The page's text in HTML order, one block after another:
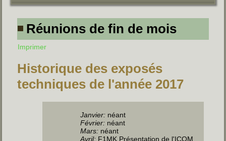
Réunions de fin de mois
Imprimer
Historique des exposés
techniques de l'année 2017
Janvier: néant
Février: néant
Mars: néant
Avril: F1MK Présentation de l'ICOM